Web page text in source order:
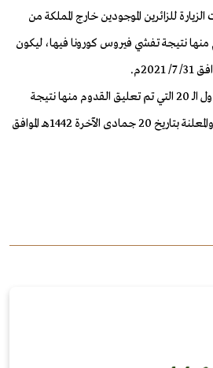
للزائرين الموجودين خارج المملكة من
منها نتيجة تفشي فيروس كورونا فيها، ليكون
ثالثاً: يقتصر التمديد على الدول الـ 20 التي تم تعليق القدوم منها نتيجة
تفشي فيروس كورونا فيها، والمعلنة بتاريخ 20 جمادى الآخرة 1442هـ الموافق